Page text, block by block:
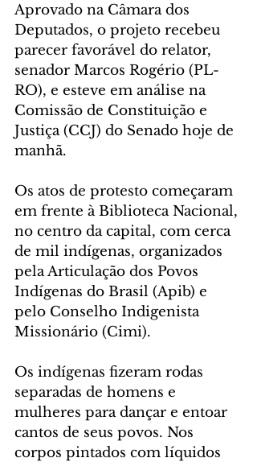
Aprovado na Câmara dos
Deputados, o projeto recebeu
parecer favorável do relator,
senador Marcos Rogério (PL-
RO), e esteve em análise na
Comissão de Constituição e
Justiça (CCJ) do Senado hoje de
manhã.
Os atos de protesto começaram
em frente à Biblioteca Nacional,
no centro da capital, com cerca
de mil indígenas, organizados
pela Articulação dos Povos
Indígenas do Brasil (Apib) e
pelo Conselho Indigenista
Missionário (Cimi).
Os indígenas fizeram rodas
separadas de homens e
mulheres para dançar e entoar
cantos de seus povos. Nos
corpos pintados com líquidos